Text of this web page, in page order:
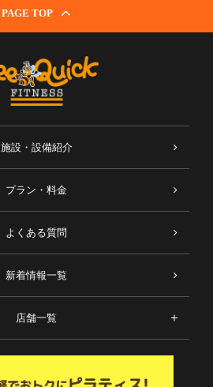
PAGE TOP
施設・設備紹介
プラン・料金
よくある質問
新着情報一覧
店舗一覧